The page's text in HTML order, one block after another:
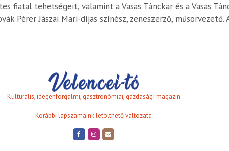
fiatal tehetségeit, valamint a Vasas Tánckar és a Vasas
Pérer Jászai Mari-díjas színész, zeneszerző, műsorvezető.
Kulturális, idegenforgalmi, gasztronómiai, gazdasági magazin
Korábbi lapszámaink letölthető változata